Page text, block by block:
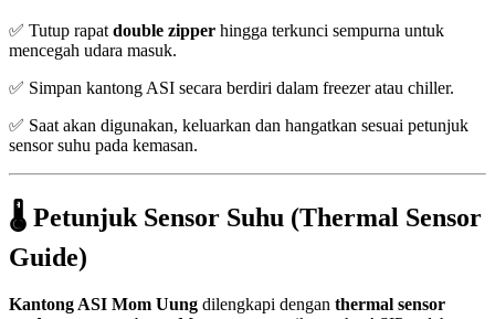
✅ Tutup rapat double zipper hingga terkunci sempurna untuk
mencegah udara masuk.
✅ Simpan kantong ASI secara berdiri dalam freezer atau chiller.
✅ Saat akan digunakan, keluarkan dan hangatkan sesuai petunjuk
sensor suhu pada kemasan.
🌡️ Petunjuk Sensor Suhu (Thermal Sensor
Guide)
Kantong ASI Mom Uung dilengkapi dengan thermal sensor